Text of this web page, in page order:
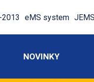
eMS system JEMS
NOVINKY